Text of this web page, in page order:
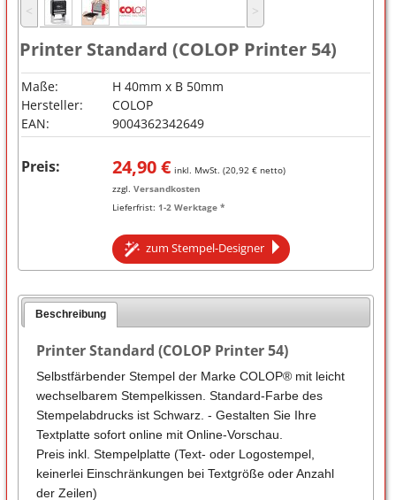
˂ ˃
Printer Standard (COLOP Printer 54)
Maße:
H 40mm x B 50mm
Hersteller:
COLOP
EAN:
9004362342649
Preis: 24,90€ inkl. MwSt. (20,92€ netto)
zzgl. Versandkosten
Lieferfrist: 1-2 Werktage *
zum Stempel-Designer
Beschreibung
Printer Standard (COLOP Printer 54)
Selbstfärbender Stempel der Marke COLOP® mit leicht
wechselbarem Stempelkissen. Standard-Farbe des
Stempelabdrucks ist Schwarz. - Gestalten Sie Ihre
Textplatte sofort online mit Online-Vorschau.
Preis inkl. Stempelplatte (Text- oder Logostempel,
keinerlei Einschränkungen bei Textgröße oder Anzahl
der Zeilen)